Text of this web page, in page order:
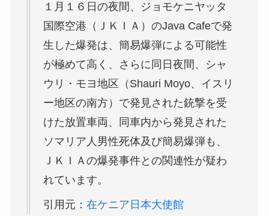
１月１６日の夜間、ジョモケニヤッタ
国際空港（ＪＫＩＡ）のJava Cafeで発
生した爆発は、簡易爆弾による可能性
が極めて高く、さらに同日夜間、シャ
ウリ・モヨ地区（Shauri Moyo、イスリ
ー地区の南方）で発見された銃撃を受
けた放置車両、同車内から発見された
ソマリア人男性死体及び簡易爆弾も、
ＪＫＩＡの爆発事件との関連性が疑わ
れています。
引用元： 在ケニア日本大使館